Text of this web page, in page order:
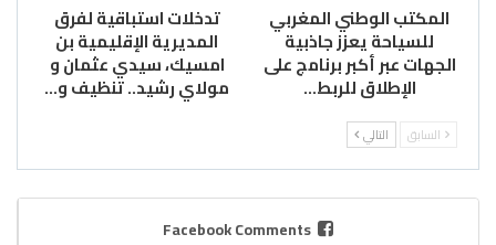
المكتب الوطني المغربي
للسياحة يعزز جاذبية
الجهات عبر أكبر برنامج على
الإطلاق للربط…
تدخلات استباقية لفرق
المديرية الإقليمية بن
امسيك، سيدي عثمان و
مولاي رشيد.. تنظيف و…
السابق التالي
Facebook Comments